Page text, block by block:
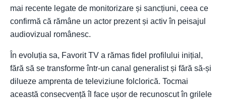
mai recente legate de monitorizare și sancțiuni, ceea ce
confirmă că rămâne un actor prezent și activ în peisajul
audiovizual românesc.
În evoluția sa, Favorit TV a rămas fidel profilului inițial,
fără să se transforme într-un canal generalist și fără să-și
dilueze amprenta de televiziune folclorică. Tocmai
această consecvență îl face ușor de recunoscut în grilele